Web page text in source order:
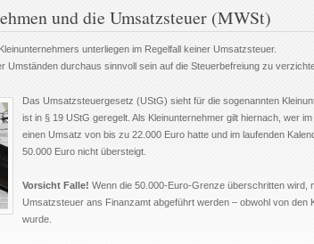
und die Umsatzsteuer (MWSt)
unterliegen im Regelfall keiner Umsatzsteuer.
Umständen durchaus sinnvoll sein auf die Steuerbefreiung zu
Das Umsatzsteuergesetz (UStG) sieht für die sogenannten
ist in § 19 UStG geregelt. Als Kleinunternehmer gilt hiernach, wer
einen Umsatz von bis zu 22.000 Euro hatte und im laufenden
50.000 Euro nicht übersteigt.
Vorsicht Falle! Wenn die 50.000-Euro-Grenze überschritten wird,
Umsatzsteuer ans Finanzamt abgeführt werden – obwohl von den
wurde.